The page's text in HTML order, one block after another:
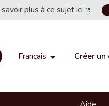
savoir plus à ce sujetici .
Français Choisir la langue
Créer